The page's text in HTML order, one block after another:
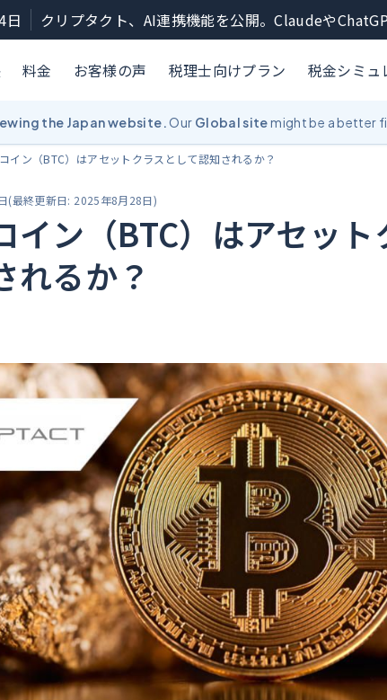
日 クリプタクト、AI連携機能を公開。Claudeや
料金 お客様の声 税理士向けプラン 税金シミュ
the Japan website. Our Global sitemight be a better
イン（BTC）はアセットクラスとして認知されるか？
(最終更新日: 2025年8月28日)
イン（BTC）はアセット
れるか？